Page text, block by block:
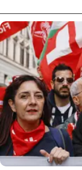
redazione
Newsletter
Social